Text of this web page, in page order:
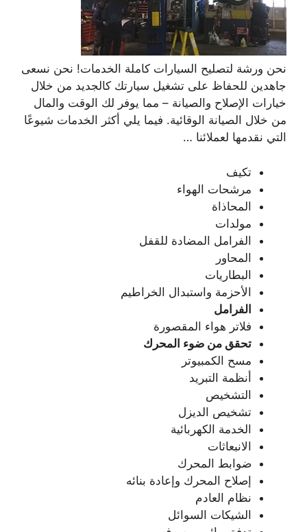
نحن ورشة لتصليح السيارات كاملة الخدمات! نحن نسعى
جاهدين للحفاظ على تشغيل سيارتك كالجديد من خلال
خيارات الإصلاح والصيانة – مما يوفر لك الوقت والمال
من خلال الصيانة الوقائية. فيما يلي أكثر الخدمات شيوعًا
التي نقدمها لعملائنا …
تكيف
مرشحات الهواء
المحاذاة
مولدات
الفرامل المضادة للقفل
المحاور
البطاريات
الأحزمة واستبدال الخراطيم
الفرامل
فلاتر هواء المقصورة
تحقق من ضوء المحرك
مسح الكمبيوتر
أنظمة التبريد
التشخيص
تشخيص الديزل
الخدمة الكهربائية
الانبعاثات
ضوابط المحرك
إصلاح المحرك وإعادة بنائه
نظام العادم
الشيكات السوائل